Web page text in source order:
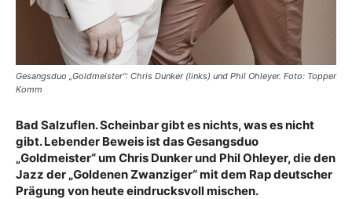
Gesangsduo „Goldmeister“: Chris Dunker (links) und Phil Ohleyer. Foto: Topper
Komm
Bad Salzuflen. Scheinbar gibt es nichts, was es nicht
gibt. Lebender Beweis ist das Gesangsduo
„Goldmeister“ um Chris Dunker und Phil Ohleyer, die den
Jazz der „Goldenen Zwanziger“ mit dem Rap deutscher
Prägung von heute eindrucksvoll mischen.